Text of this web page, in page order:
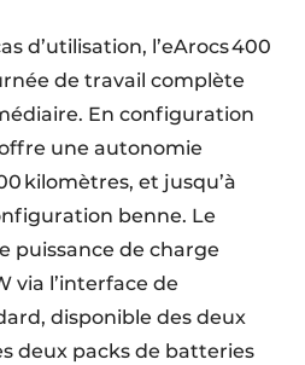
d’utilisation, l’eArocs 400
de travail complète
En configuration
une autonomie
kilomètres, et jusqu’à
benne. Le
puissance de charge
via l’interface de
disponible des deux
deux packs de batteries